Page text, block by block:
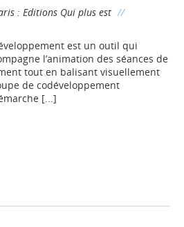
: Editions Qui plus est //
est un outil qui
l’animation des séances de
tout en balisant visuellement
de codéveloppement
[...]